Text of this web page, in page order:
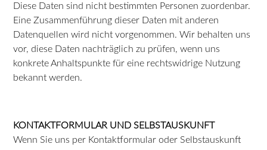
Diese Daten sind nicht bestimmten Personen zuordenbar.
Eine Zusammenführung dieser Daten mit anderen
Datenquellen wird nicht vorgenommen. Wir behalten uns
vor, diese Daten nachträglich zu prüfen, wenn uns
konkrete Anhaltspunkte für eine rechtswidrige Nutzung
bekannt werden.
KONTAKTFORMULAR UND SELBSTAUSKUNFT
Wenn Sie uns per Kontaktformular oder Selbstauskunft